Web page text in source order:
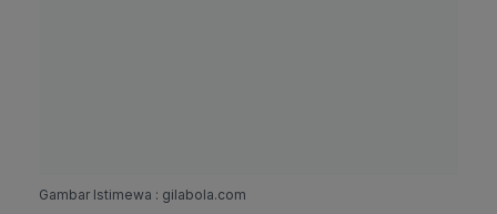
Gambar Istimewa : gilabola.com